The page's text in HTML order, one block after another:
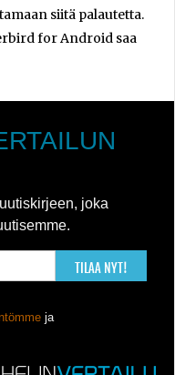
siitä palautetta.
for Android saa
joka
TILAA NYT!
ja